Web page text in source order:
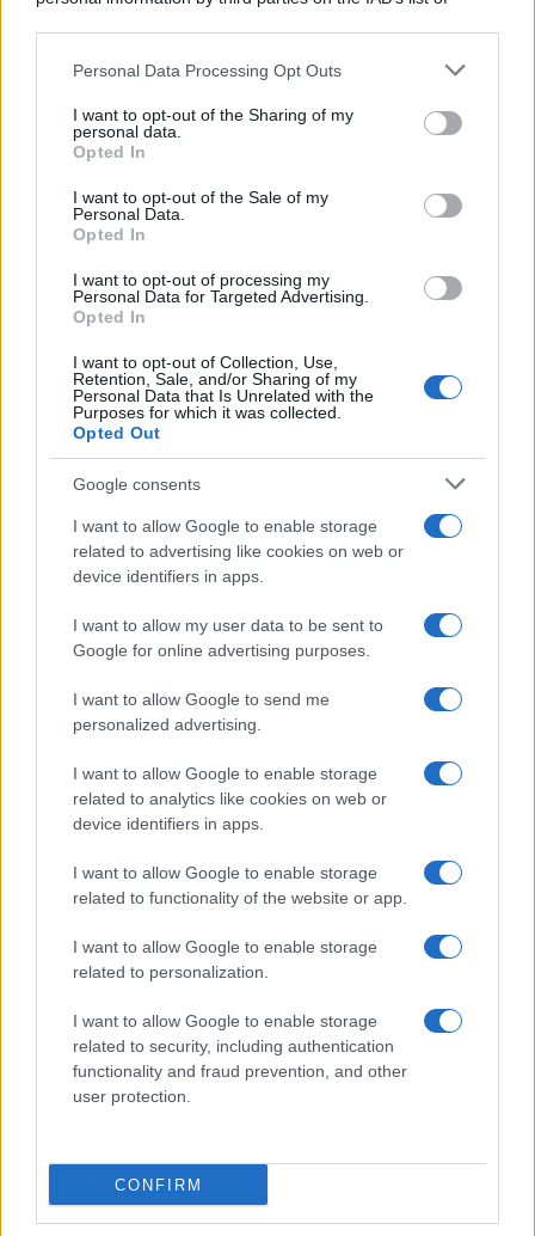
This information may also be disclosed by us to third parties
disclose it to other third parties.
Please note that this website/app uses one or more Google
services and may gather and store information including but
not limited to your visit or usage behaviour. You may click to
grant or deny consent to Google and its third-party tags to
consent section.
Personal Data Processing Opt Outs
I want to opt-out of the Sharing of my
personal data.
Opted In
I want to opt-out of the Sale of my
Personal Data.
Opted In
I want to opt-out of processing my
Personal Data for Targeted Advertising.
Opted In
I want to opt-out of Collection, Use,
Retention, Sale, and/or Sharing of my
Personal Data that Is Unrelated with the
Purposes for which it was collected.
Opted Out
Google consents
I want to allow Google to enable storage
related to advertising like cookies on web or
device identifiers in apps.
I want to allow my user data to be sent to
Google for online advertising purposes.
I want to allow Google to send me
personalized advertising.
I want to allow Google to enable storage
related to analytics like cookies on web or
device identifiers in apps.
I want to allow Google to enable storage
related to functionality of the website or app.
I want to allow Google to enable storage
related to personalization.
I want to allow Google to enable storage
related to security, including authentication
functionality and fraud prevention, and other
user protection.
CONFIRM